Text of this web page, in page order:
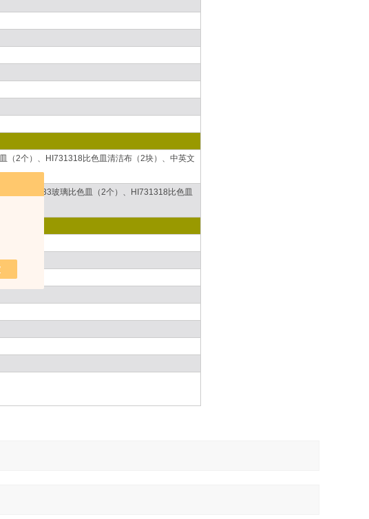
（2个）、HI731318比色皿清洁布（2块）、中英文
HI731333玻璃比色皿（2个）、HI731318比色皿